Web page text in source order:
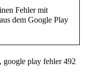
Fehler mit
dem Google Play
google play fehler 492